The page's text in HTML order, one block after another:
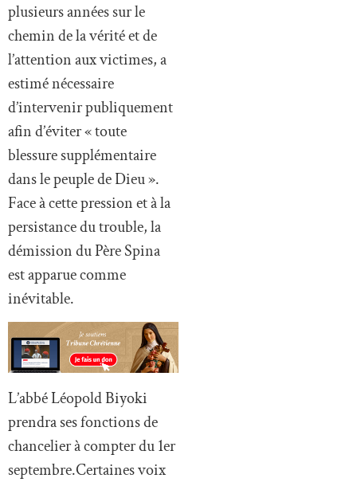
plusieurs années sur le
chemin de la vérité et de
l’attention aux victimes, a
estimé nécessaire
d’intervenir publiquement
afin d’éviter « toute
blessure supplémentaire
dans le peuple de Dieu ».
Face à cette pression et à la
persistance du trouble, la
démission du Père Spina
est apparue comme
inévitable.
L’abbé Léopold Biyoki
prendra ses fonctions de
chancelier à compter du 1er
septembre.Certaines voix